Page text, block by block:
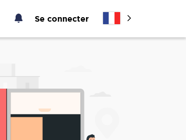
Se connecter